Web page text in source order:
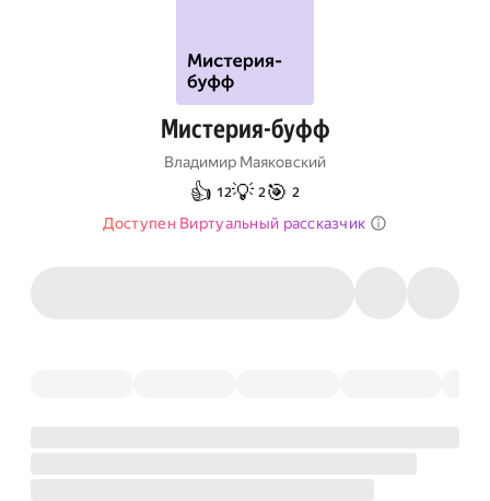
Мистерия-буфф
Владимир Маяковский
👍 12💡 2 🎯 2
Доступен Виртуальный рассказчик